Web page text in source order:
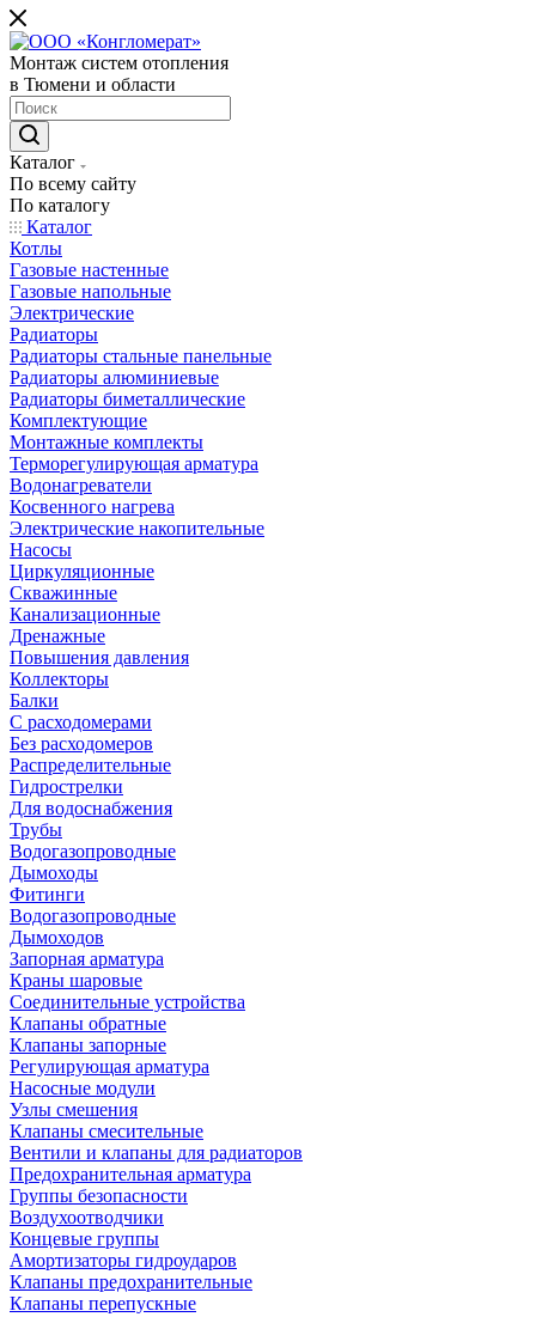
Монтаж систем отопления
в Тюмени и области
Каталог
По всему сайту
По каталогу
Каталог
Котлы
Газовые настенные
Газовые напольные
Электрические
Радиаторы
Радиаторы стальные панельные
Радиаторы алюминиевые
Радиаторы биметаллические
Комплектующие
Монтажные комплекты
Терморегулирующая арматура
Водонагреватели
Косвенного нагрева
Электрические накопительные
Насосы
Циркуляционные
Скважинные
Канализационные
Дренажные
Повышения давления
Коллекторы
Балки
С расходомерами
Без расходомеров
Распределительные
Гидрострелки
Для водоснабжения
Трубы
Водогазопроводные
Дымоходы
Фитинги
Водогазопроводные
Дымоходов
Запорная арматура
Краны шаровые
Соединительные устройства
Клапаны обратные
Клапаны запорные
Регулирующая арматура
Насосные модули
Узлы смешения
Клапаны смесительные
Вентили и клапаны для радиаторов
Предохранительная арматура
Группы безопасности
Воздухоотводчики
Концевые группы
Амортизаторы гидроударов
Клапаны предохранительные
Клапаны перепускные